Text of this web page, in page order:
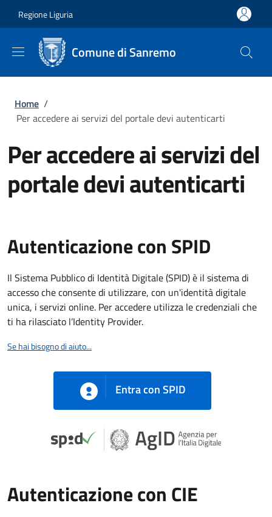
Regione Liguria
Comune di Sanremo
Briciole di pane
Home /
Per accedere ai servizi del portale devi autenticarti
Per accedere ai servizi del
portale devi autenticarti
Autenticazione con SPID
Il Sistema Pubblico di Identità Digitale (SPID) è il sistema di
accesso che consente di utilizzare, con un'identità digitale
unica, i servizi online. Per accedere utilizza le credenziali che
ti ha rilasciato l’Identity Provider.
Se hai bisogno di aiuto...
Entra con SPID
Autenticazione con CIE